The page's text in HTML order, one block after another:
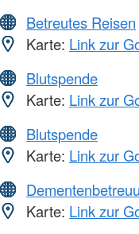
Betreutes Reisen
Karte: Link zur
Blutspende
Karte: Link zur
Blutspende
Karte: Link zur
Karte: Link zur